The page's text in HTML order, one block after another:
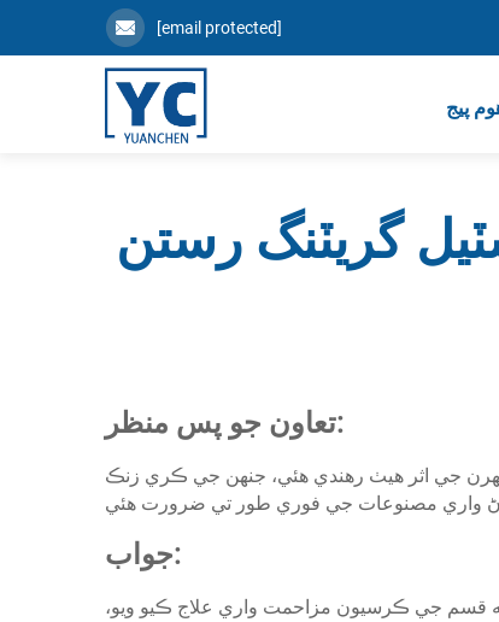
[email protected]
پیج
گريٽنگ رستن
تعاون جو پس منظر:
جي اثر هيٺ رهندي هئي، جنهن جي ڪري زنڪ
جواب:
قسم جي ڪرسيون مزاحمت واري علاج ڪيو ويو،